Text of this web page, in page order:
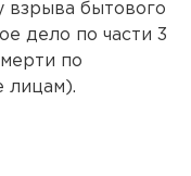
взрыва бытового
дело по части 3
по
лицам).